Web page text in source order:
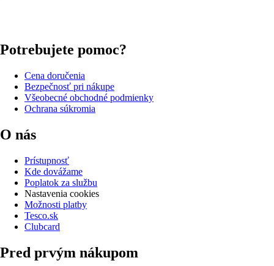
Potrebujete pomoc?
Cena doručenia
Bezpečnosť pri nákupe
Všeobecné obchodné podmienky
Ochrana súkromia
O nás
Prístupnosť
Kde dovážame
Poplatok za službu
Nastavenia cookies
Možnosti platby
Tesco.sk
Clubcard
Pred prvým nákupom